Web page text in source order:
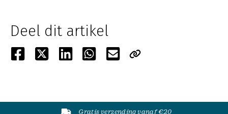
Deel dit artikel
Gratis verzending vanaf €20